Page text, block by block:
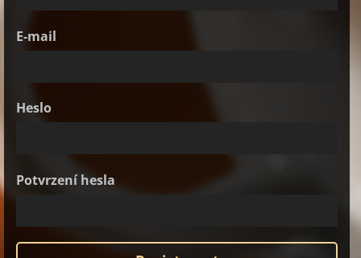
E-mail
Heslo
Potvrzení hesla